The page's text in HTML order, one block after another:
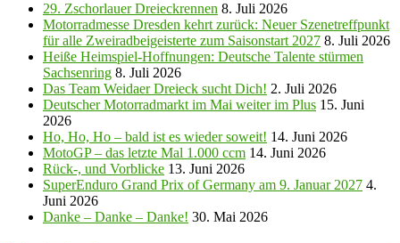
29. Zschorlauer Dreieckrennen 8. Juli 2026
Motorradmesse Dresden kehrt zurück: Neuer Szenetreffpunkt
für alle Zweiradbeigeisterte zum Saisonstart 2027 8. Juli 2026
Heiße Heimspiel-Hoffnungen: Deutsche Talente stürmen
Sachsenring 8. Juli 2026
Das Team Weidaer Dreieck sucht Dich! 2. Juli 2026
Deutscher Motorradmarkt im Mai weiter im Plus 15. Juni
2026
Ho, Ho, Ho – bald ist es wieder soweit! 14. Juni 2026
MotoGP – das letzte Mal 1.000 ccm 14. Juni 2026
Rück-, und Vorblicke 13. Juni 2026
SuperEnduro Grand Prix of Germany am 9. Januar 2027 4.
Juni 2026
Danke – Danke – Danke! 30. Mai 2026